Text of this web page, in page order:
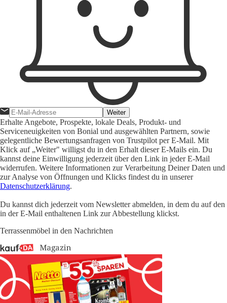
Weiter
Erhalte Angebote, Prospekte, lokale Deals, Produkt- und
Serviceneuigkeiten von Bonial und ausgewählten Partnern, sowie
gelegentliche Bewertungsanfragen von Trustpilot per E-Mail. Mit
Klick auf „Weiter" willigst du in den Erhalt dieser E-Mails ein. Du
kannst deine Einwilligung jederzeit über den Link in jeder E-Mail
widerrufen. Weitere Informationen zur Verarbeitung Deiner Daten und
zur Analyse von Öffnungen und Klicks findest du in unserer
Datenschutzerklärung.
Du kannst dich jederzeit vom Newsletter abmelden, in dem du auf den
in der E-Mail enthaltenen Link zur Abbestellung klickst.
Terrassenmöbel in den Nachrichten